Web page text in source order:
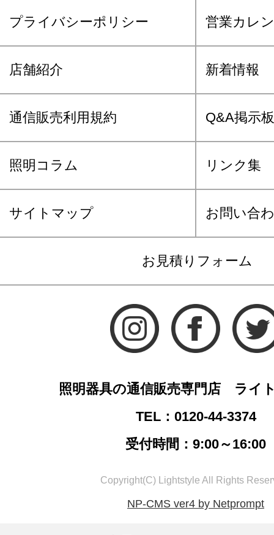
プライバシーポリシー 営業カレ
店舗紹介 新着情報
通信販売利用規約 Q&A掲示板
照明コラム リンク集
サイトマップ お問い合
お見積りフォーム
照明器具の通信販売専門店 ライ
TEL：0120-44-3374
受付時間：9:00～16:00
Copyright(C) Lightstyle All Rights
NP-CMS ver4 by Netprompt